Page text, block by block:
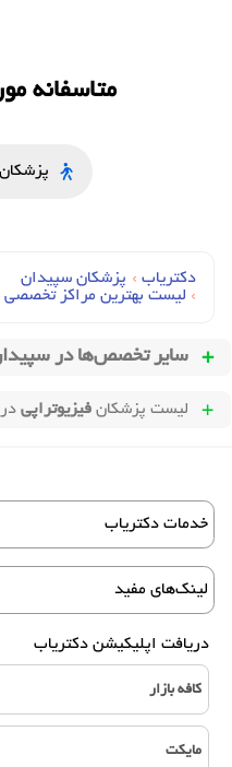
متاسفانه
دکتریاب › پزشکان سپیدان
› لیست بهترین مراکز تخصصی
سایر تخصص‌ها در
لیست پزشکان فیزیوتراپی
خدمات دکتریاب
لینک‌های مفید
دریافت اپلیکیشن دکتریاب
کافه بازار
مایکت